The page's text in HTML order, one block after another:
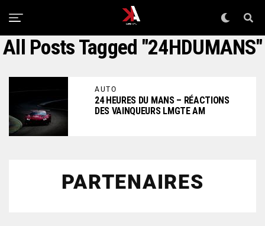
All Posts Tagged "24HDUMANS"
AUTO
24 HEURES DU MANS – RÉACTIONS
DES VAINQUEURS LMGTE AM
PARTENAIRES